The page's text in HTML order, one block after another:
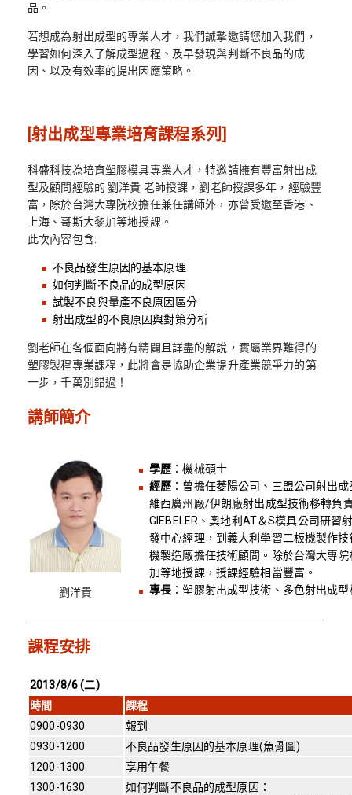
品。
若想成為射出成型的專業人才，我們誠摯邀請您加入我們，
學習如何深入了解成型過程、及早發現與判斷不良品的成
因、以及有效率的提出因應策略。
[射出成型專業培育課程系列]
科盛科技為培育塑膠模具專業人才，特邀請擁有豐富射出成
型及顧問經驗的 劉洋貴 老師授課，劉老師授課多年，經驗豐
富，除於台灣大專院校擔任兼任講師外，亦曾受邀至香港、
上海、哥斯大黎加等地授課。
此次內容包含:
不良品發生原因的基本原理
如何判斷不良品的成型原因
試製不良與量產不良原因區分
射出成型的不良原因與對策分析
劉老師在各個面向將有精闢且詳盡的解說，實屬業界難得的
塑膠製程專業課程，此將會是協助企業提升產業競爭力的第
一步，千萬別錯過！
講師簡介
劉洋貴
學歷 ：機械碩士
經歷 ：曾擔任菱陽公司、三盟公司射出
維西廣州廠/伊朗廠射出成型技術移轉負
GIEBELER、奧地利AT＆S模具公司研
發中心經理，到義大利學習二板機製作
機製造廠擔任技術顧問。除於台灣大專
加等地授課，授課經驗相當豐富。
專長 ：塑膠射出成型技術、多色射出成
課程安排
2013/8/6 (二)
時間
課程
0900-0930
報到
0930-1200
不良品發生原因的基本原理(魚骨圖)
1200-1300
享用午餐
1300-1630
如何判斷不良品的成型原因：